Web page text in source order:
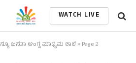
WATCH LIVE
ನ್ಯೂ ಜನತಾ ಆಂಗ್ಲ ಮಾಧ್ಯಮ ಶಾಲೆ» Page 2